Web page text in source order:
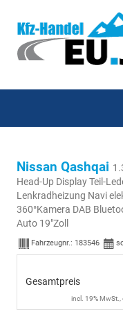
Nissan Qashqai
Head-Up Display Teil-
Lenkradheizung Navi
360°Kamera DAB
Auto 19"Zoll
Fahrzeugnr.: 183546
Gesamtpreis
incl. 19%